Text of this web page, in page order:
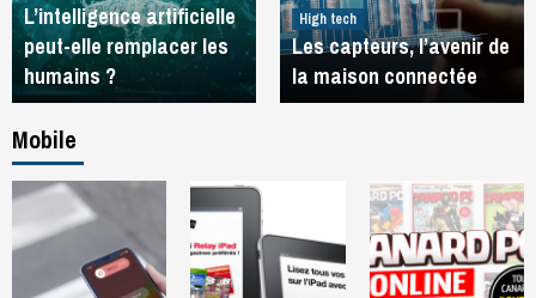
L’intelligence artificielle
peut-elle remplacer les
humains ?
High tech
Les capteurs, l’avenir de
la maison connectée
Mobile